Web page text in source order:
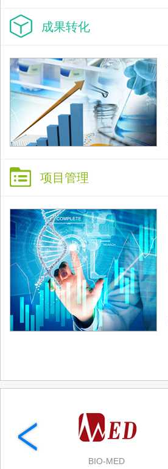
成果转化
项目管理
BIO-MED